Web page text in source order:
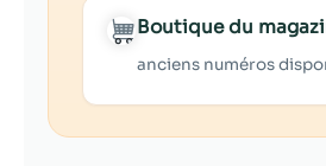
Boutique du
anciens numéros